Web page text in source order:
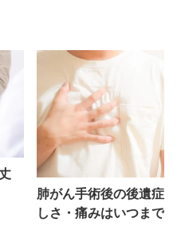
肺がん手術後の後遺症
しさ・痛みはいつまで